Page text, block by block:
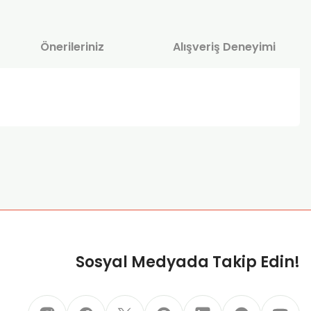
Önerileriniz Alışveriş Deneyimi
Sosyal Medyada Takip Edin!